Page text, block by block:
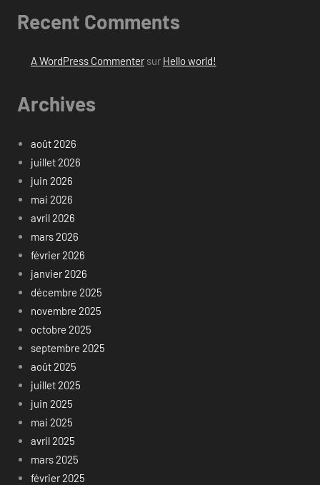
Recent Comments
A WordPress Commentersur Hello world!
Archives
août 2026
juillet 2026
juin 2026
mai 2026
avril 2026
mars 2026
février 2026
janvier 2026
décembre 2025
novembre 2025
octobre 2025
septembre 2025
août 2025
juillet 2025
juin 2025
mai 2025
avril 2025
mars 2025
février 2025